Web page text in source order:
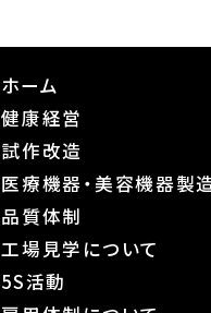
ホーム
健康経営
試作改造
医療機器・美容機器製
品質体制
工場見学について
5S活動